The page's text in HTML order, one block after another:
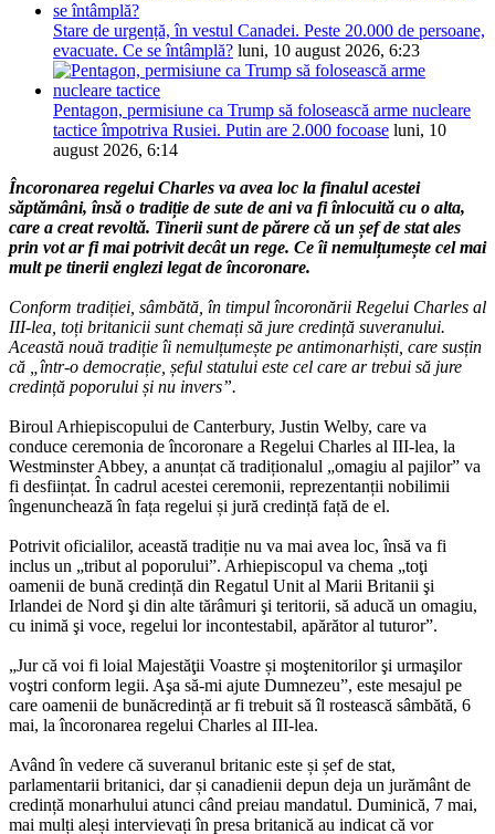
Stare de urgență, în vestul Canadei. Peste 20.000 de persoane,
evacuate. Ce se întâmplă? luni, 10 august 2026, 6:23
Pentagon, permisiune ca Trump să folosească arme nucleare
tactice împotriva Rusiei. Putin are 2.000 focoase luni, 10
august 2026, 6:14
Încoronarea regelui Charles va avea loc la finalul acestei
săptămâni, însă o tradiție de sute de ani va fi înlocuită cu o alta,
care a creat revoltă. Tinerii sunt de părere că un șef de stat ales
prin vot ar fi mai potrivit decât un rege. Ce îi nemulțumește cel mai
mult pe tinerii englezi legat de încoronare.
Conform tradiției, sâmbătă, în timpul încoronării Regelui Charles al
III-lea, toți britanicii sunt chemați să jure credință suveranului.
Această nouă tradiție îi nemulțumește pe antimonarhiști, care susțin
că „într-o democrație, șeful statului este cel care ar trebui să jure
credință poporului și nu invers”.
Biroul Arhiepiscopului de Canterbury, Justin Welby, care va
conduce ceremonia de încoronare a Regelui Charles al III-lea, la
Westminster Abbey, a anunțat că tradiționalul „omagiu al pajilor” va
fi desființat. În cadrul acestei ceremonii, reprezentanții nobilimii
îngenunchează în fața regelui și jură credință față de el.
Potrivit oficialilor, această tradiție nu va mai avea loc, însă va fi
inclus un „tribut al poporului”. Arhiepiscopul va chema „toţi
oamenii de bună credință din Regatul Unit al Marii Britanii şi
Irlandei de Nord şi din alte tărâmuri şi teritorii, să aducă un omagiu,
cu inimă şi voce, regelui lor incontestabil, apărător al tuturor”.
„Jur că voi fi loial Majestăţii Voastre și moştenitorilor şi urmaşilor
voştri conform legii. Aşa să-mi ajute Dumnezeu”, este mesajul pe
care oamenii de bunăcredință ar fi trebuit să îl rostească sâmbătă, 6
mai, la încoronarea regelui Charles al III-lea.
Având în vedere că suveranul britanic este și șef de stat,
parlamentarii britanici, dar și canadienii depun deja un jurământ de
credință monarhului atunci când preiau mandatul. Duminică, 7 mai,
mai mulți aleși intervievați în presa britanică au indicat că vor